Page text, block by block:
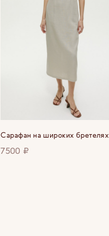
Сарафан на широких бретелях
7500 ₽